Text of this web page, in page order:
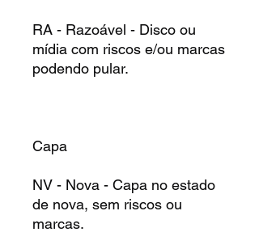
RA - Razoável - Disco ou
mídia com riscos e/ou marcas
podendo pular.
Capa
NV - Nova - Capa no estado
de nova, sem riscos ou
marcas.